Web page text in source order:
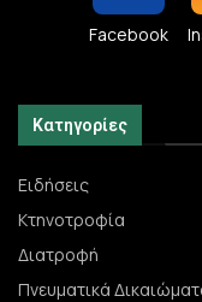
Facebook
Κατηγορίες
Ειδήσεις
Κτηνοτροφία
Διατροφή
Πνευματικά